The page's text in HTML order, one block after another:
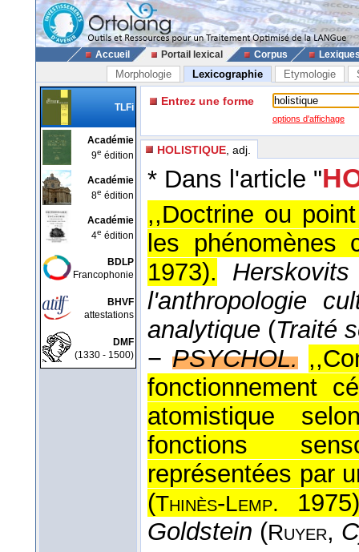
Accueil Portail lexical Corpus
Morphologie Lexicographie Etymologie
TLFi
Académie
9e édition
Académie
8e édition
Académie
4e édition
BDLP
Francophonie
BHVF
attestations
DMF
(1330 - 1500)
Entrez une forme
options d'affichage
HOLISTIQUE , adj.
* Dans l'article "
,,Doctrine ou
les phénomènes
1973).
l'anthropologie
analytique (Traité
− PSYCHOL.
fonctionnement
atomistique
fonctions
représentées par
(Thinès-Lemp. 1975
Goldstein (Ruyer,